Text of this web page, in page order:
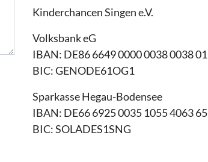
Kinderchancen Singen e.V.
Volksbank eG
IBAN: DE86 6649 0000 0038 0038 01
BIC: GENODE61OG1
Sparkasse Hegau-Bodensee
IBAN: DE66 6925 0035 1055 4063 65
BIC: SOLADES1SNG